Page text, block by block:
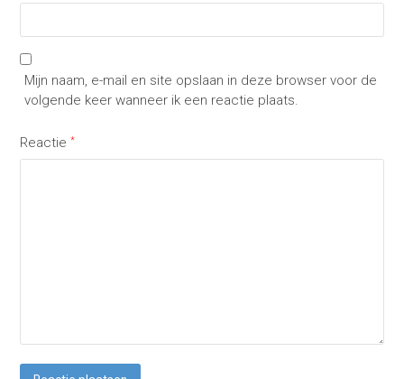
Mijn naam, e-mail en site opslaan in deze browser voor de
volgende keer wanneer ik een reactie plaats.
Reactie*